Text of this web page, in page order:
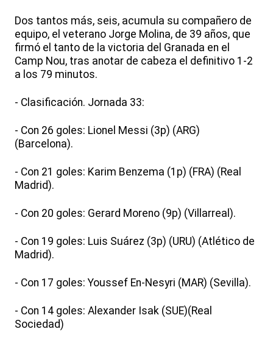
Dos tantos más, seis, acumula su compañero de
equipo, el veterano Jorge Molina, de 39 años, que
firmó el tanto de la victoria del Granada en el
Camp Nou, tras anotar de cabeza el definitivo 1-2
a los 79 minutos.
- Clasificación. Jornada 33:
- Con 26 goles: Lionel Messi (3p) (ARG)
(Barcelona).
- Con 21 goles: Karim Benzema (1p) (FRA) (Real
Madrid).
- Con 20 goles: Gerard Moreno (9p) (Villarreal).
- Con 19 goles: Luis Suárez (3p) (URU) (Atlético de
Madrid).
- Con 17 goles: Youssef En-Nesyri (MAR) (Sevilla).
- Con 14 goles: Alexander Isak (SUE)(Real
Sociedad)